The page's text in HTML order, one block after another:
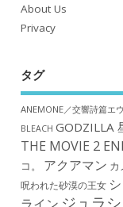
About Us
Privacy
タグ
ANEMONE／交響詩篇
BLEACH GODZILLA
THE MOVIE 2
コ。
アクアマン カ
呪われた砂漠の王女